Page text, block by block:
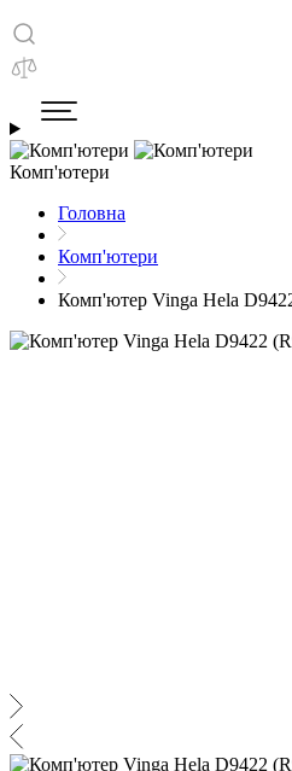
Комп'ютери
Головна
Комп'ютери
Комп'ютер Vinga Hela